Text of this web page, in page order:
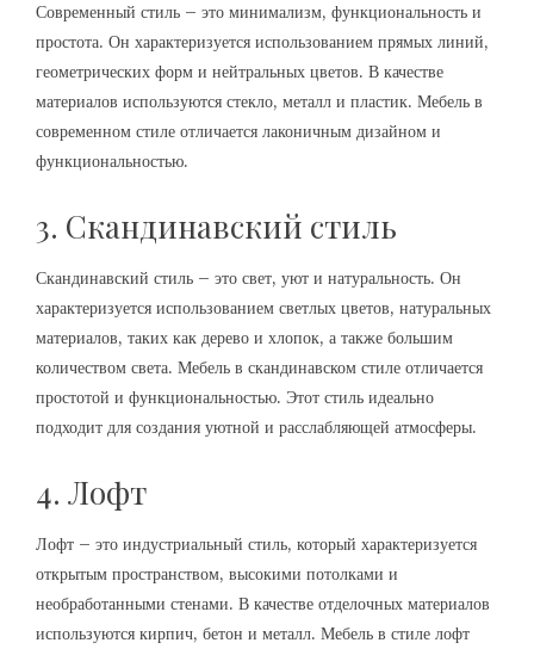
Современный стиль – это минимализм, функциональность и
простота. Он характеризуется использованием прямых линий,
геометрических форм и нейтральных цветов. В качестве
материалов используются стекло, металл и пластик. Мебель в
современном стиле отличается лаконичным дизайном и
функциональностью.
3. Скандинавский стиль
Скандинавский стиль – это свет, уют и натуральность. Он
характеризуется использованием светлых цветов, натуральных
материалов, таких как дерево и хлопок, а также большим
количеством света. Мебель в скандинавском стиле отличается
простотой и функциональностью. Этот стиль идеально
подходит для создания уютной и расслабляющей атмосферы.
4. Лофт
Лофт – это индустриальный стиль, который характеризуется
открытым пространством, высокими потолками и
необработанными стенами. В качестве отделочных материалов
используются кирпич, бетон и металл. Мебель в стиле лофт